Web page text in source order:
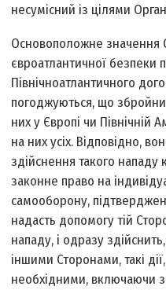
несумісний із цілями
Основоположне
євроатлантичної безпеки
Північноатлантичного
погоджуються, що
них у Європі чи Північній
на них усіх. Відповідно,
здійснення такого
законне право на
самооборону,
надасть допомогу тій
нападу, і одразу
іншими Сторонами, такі
необхідними, включаючи